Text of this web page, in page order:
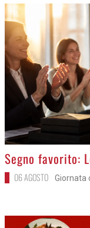
>
Segno favorito:
06 AGOSTO Giornata